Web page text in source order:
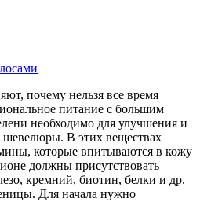
почему нельзя все время
питание с большим
необходимо для улучшения и
шевелюры. В этих веществах
которые впитываются в кожу
должны присутствовать
кремний, биотин, белки и др.
Для начала нужно